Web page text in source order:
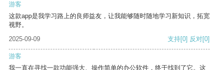
游客
这款app是我学习路上的良师益友，让我能够随时随地学习新知识，拓宽
视野。
2025-09-09
支持[0] 反对[0]
游客
我一直在寻找一款功能强大、操作简单的办公软件，终于找到了它。这